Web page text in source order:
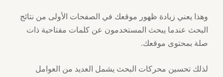
وهذا يعني زيادة ظهور موقعك في الصفحات الأولى من نتائج
البحث عندما يبحث المستخدمون عن كلمات مفتاحية ذات
صلة بمحتوى موقعك.
لذلك تحسين محركات البحث يشمل العديد من العوامل